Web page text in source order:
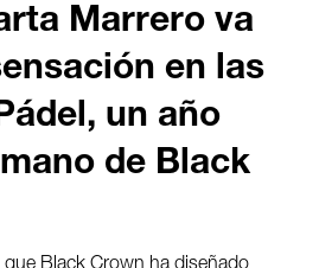
Marrero va
en las
un año
de Black